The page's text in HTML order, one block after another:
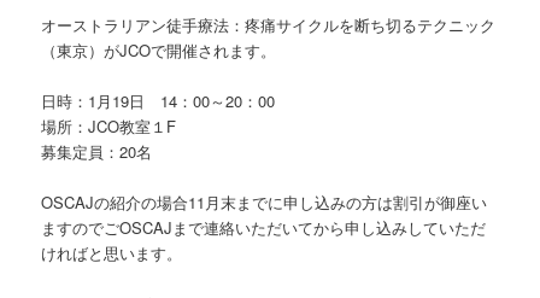
オーストラリアン徒手療法：疼痛サイクルを断ち切るテクニック
（東京）がJCOで開催されます。
日時：1月19日 14：00～20：00
場所：JCO教室１F
募集定員：20名
OSCAJの紹介の場合11月末までに申し込みの方は割引が御座い
ますのでごOSCAJまで連絡いただいてから申し込みしていただ
ければと思います。